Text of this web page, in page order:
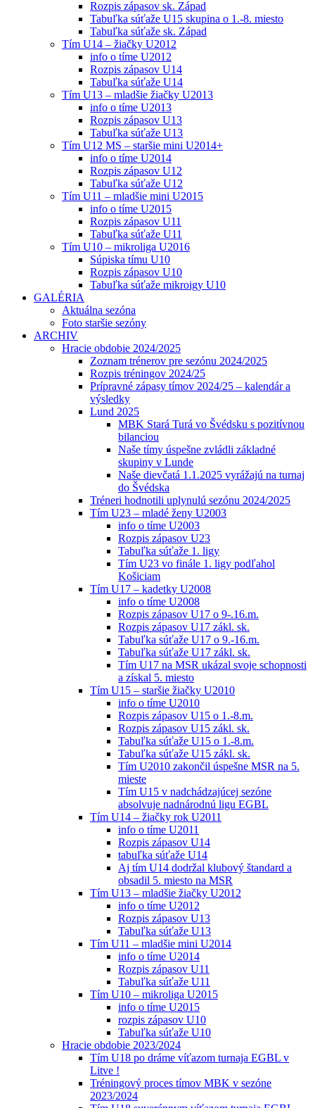
Rozpis zápasov sk. Západ
Tabuľka súťaže U15 skupina o 1.-8. miesto
Tabuľka súťaže sk. Západ
Tím U14 – žiačky U2012
info o tíme U2012
Rozpis zápasov U14
Tabuľka súťaže U14
Tím U13 – mladšie žiačky U2013
info o tíme U2013
Rozpis zápasov U13
Tabuľka súťaže U13
Tím U12 MS – staršie mini U2014+
info o tíme U2014
Rozpis zápasov U12
Tabuľka súťaže U12
Tím U11 – mladšie mini U2015
info o tíme U2015
Rozpis zápasov U11
Tabuľka súťaže U11
Tím U10 – mikroliga U2016
Súpiska tímu U10
Rozpis zápasov U10
Tabuľka súťaže mikroigy U10
GALÉRIA
Aktuálna sezóna
Foto staršie sezóny
ARCHIV
Hracie obdobie 2024/2025
Zoznam trénerov pre sezónu 2024/2025
Rozpis tréningov 2024/25
Prípravné zápasy tímov 2024/25 – kalendár a
výsledky
Lund 2025
MBK Stará Turá vo Švédsku s pozitívnou
bilanciou
Naše tímy úspešne zvládli základné
skupiny v Lunde
Naše dievčatá 1.1.2025 vyrážajú na turnaj
do Švédska
Tréneri hodnotili uplynulú sezónu 2024/2025
Tím U23 – mladé ženy U2003
info o tíme U2003
Rozpis zápasov U23
Tabuľka súťaže 1. ligy
Tím U23 vo finále 1. ligy podľahol
Košiciam
Tím U17 – kadetky U2008
info o tíme U2008
Rozpis zápasov U17 o 9-.16.m.
Rozpis zápasov U17 zákl. sk.
Tabuľka súťaže U17 o 9.-16.m.
Tabuľka súťaže U17 zákl. sk.
Tím U17 na MSR ukázal svoje schopnosti
a získal 5. miesto
Tím U15 – staršie žiačky U2010
info o tíme U2010
Rozpis zápasov U15 o 1.-8.m.
Rozpis zápasov U15 zákl. sk.
Tabuľka súťaže U15 o 1.-8.m.
Tabuľka súťaže U15 zákl. sk.
Tím U2010 zakončil úspešne MSR na 5.
mieste
Tím U15 v nadchádzajúcej sezóne
absolvuje nadnárodnú ligu EGBL
Tím U14 – žiačky rok U2011
info o tíme U2011
Rozpis zápasov U14
tabuľka súťaže U14
Aj tím U14 dodržal klubový štandard a
obsadil 5. miesto na MSR
Tím U13 – mladšie žiačky U2012
info o tíme U2012
Rozpis zápasov U13
Tabuľka súťaže U13
Tím U11 – mladšie mini U2014
info o tíme U2014
Rozpis zápasov U11
Tabuľka súťaže U11
Tím U10 – mikroliga U2015
info o tíme U2015
rozpis zápasov U10
Tabuľka súťaže U10
Hracie obdobie 2023/2024
Tím U18 po dráme víťazom turnaja EGBL v
Litve !
Tréningový proces tímov MBK v sezóne
2023/2024